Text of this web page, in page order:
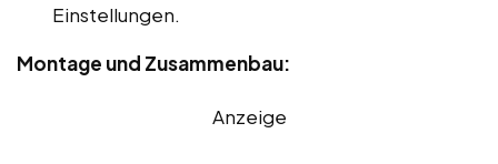
Einstellungen.
Montage und Zusammenbau:
Anzeige